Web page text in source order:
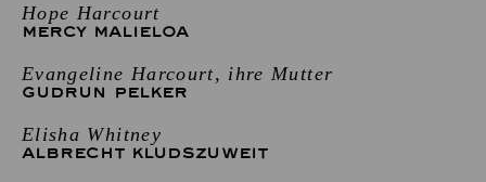
Hope Harcourt
MERCY MALIELOA
Evangeline Harcourt, ihre Mutter
GUDRUN PELKER
Elisha Whitney
ALBRECHT KLUDSZUWEIT